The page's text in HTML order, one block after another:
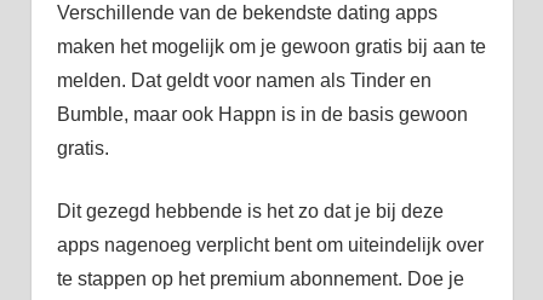
Verschillende van de bekendste dating apps
maken het mogelijk om je gewoon gratis bij aan te
melden. Dat geldt voor namen als Tinder en
Bumble, maar ook Happn is in de basis gewoon
gratis.
Dit gezegd hebbende is het zo dat je bij deze
apps nagenoeg verplicht bent om uiteindelijk over
te stappen op het premium abonnement. Doe je